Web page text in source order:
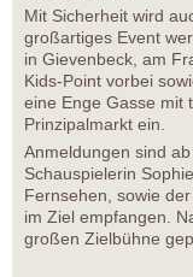
Mit Sicherheit wird
großartiges Event
in Gievenbeck, am
Kids-Point vorbei
eine Enge Gasse mit
Prinzipalmarkt ein.
Anmeldungen sind
Schauspielerin
Fernsehen, sowie
im Ziel empfangen.
großen Zielbühne